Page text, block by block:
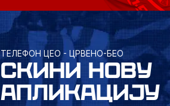
ТЕЛЕФОН ЦЕО - ЦРВЕНО-БЕО
СКИНИ НОВУ
АПЛИКАЦИЈУ